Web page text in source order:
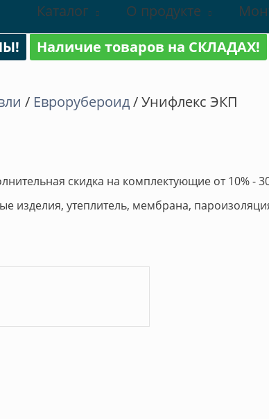
Каталог О продукте
Наличие товаров на СКЛАДАХ!
/ Еврорубероид/ Унифлекс ЭКП
скидка на комплектующие от 10% -
изделия, утеплитель, мембрана,